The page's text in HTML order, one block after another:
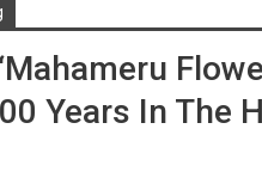
Years In The